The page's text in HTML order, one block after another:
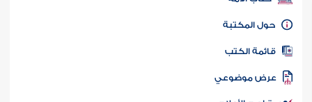
كتاب الأمة
المكتبة
الكتب